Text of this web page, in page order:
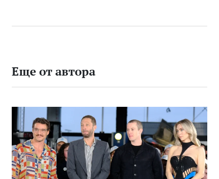
Еще от автора